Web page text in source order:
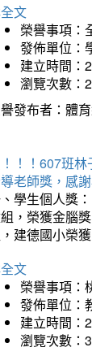
文
榮譽事項：
發佈單位：
建立時間：
瀏覽次數：
發布者：體
！！607班
老師獎，感
學生個人獎
，榮獲金腦
建德國小榮
文
榮譽事項：
發佈單位：
建立時間：
瀏覽次數：